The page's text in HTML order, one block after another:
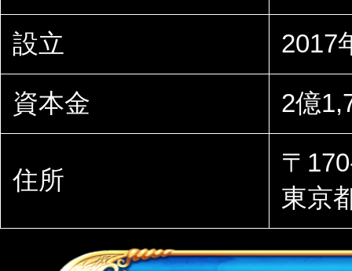
設立 2017
資本金 2億
住所
〒
東京